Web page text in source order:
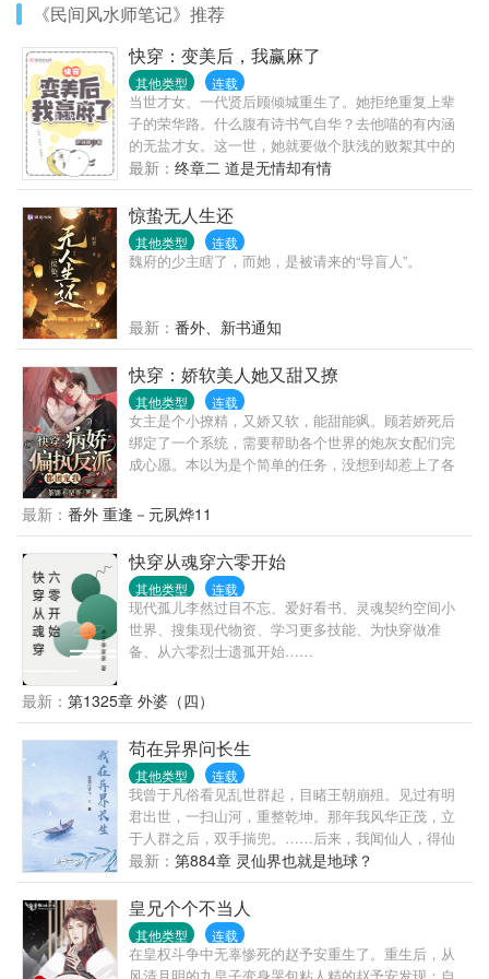
《民间风水师笔记》推荐
快穿：变美后，我赢麻了
其他类型 连载
当世才女、一代贤后顾倾城重生了。她拒绝重复上辈
子的荣华路。什么腹有诗书气自华？去他喵的有内涵
的无盐才女。这一世，她就要做个肤浅的败絮其中的
大、美、人！————————顾倾城：我美吗？智
商换的！顾倾城：我美吗？健康换的！顾倾城：我美
吗？人品换...
最新： 终章二 道是无情却有情
惊蛰无人生还
其他类型 连载
魏府的少主瞎了，而她，是被请来的“导盲人”。
最新： 番外、新书通知
快穿：娇软美人她又甜又撩
其他类型 连载
女主是个小撩精，又娇又软，能甜能飒。顾若娇死后
绑定了一个系统，需要帮助各个世界的炮灰女配们完
成心愿。本以为是个简单的任务，没想到却惹上了各
侠，末日，兽世，星际，摄政王，小阁老，影帝，校
园，阴阳眼，魔君，替身，白月光，读心术，不分先
后，随心写。
最新： 番外 重逢－元夙烨11
快穿从魂穿六零开始
其他类型 连载
现代孤儿李然过目不忘、爱好看书、灵魂契约空间小
世界、搜集现代物资、学习更多技能、为快穿做准
备、从六零烈士遗孤开始……
最新： 第1325章 外婆（四）
苟在异界问长生
其他类型 连载
我曾于凡俗看见乱世群起，目睹王朝崩殂。见过有明
君出世，一扫山河，重整乾坤。那年我风华正茂，立
于人群之后，双手揣兜。……后来，我闻仙人，得仙
法，踏仙路。修仙路上，我步履蹒跚。曾听闻，一位
位天才，惊才艳艳！领一时风骚！而我，恰凡俗当
年，不过人群之中一路人甲尔。大道无情。岁月悠
悠，红颜易老；时光如梭，世事沧桑。再后来，我终
究是一步一步一步一步……修成了仙。求道路上。有
人说，长生如幻梦，不过一场空！有人说，我辈修
最新： 第884章 灵仙界也就是地球？
皇兄个个不当人
其他类型 连载
在皇权斗争中无辜惨死的赵予安重生了。重生后，从